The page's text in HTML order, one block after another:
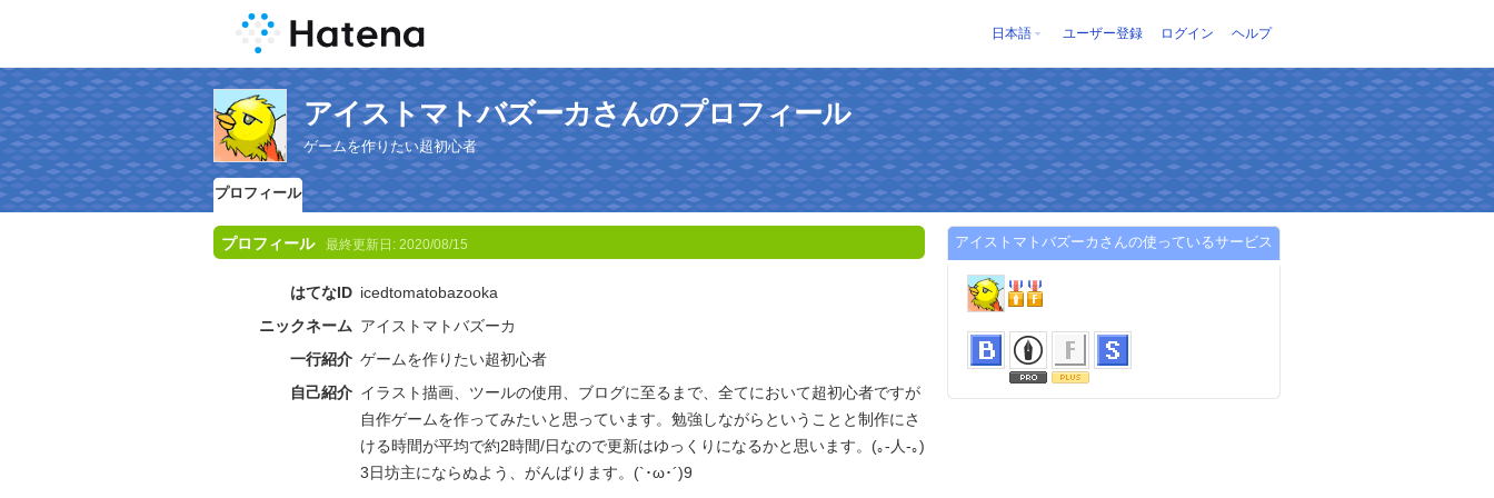
日本語 ユーザー登録 ログイン ヘルプ
アイストマトバズーカさんのプロフィール
ゲームを作りたい超初心者
プロフィール
プロフィール 最終更新日: 2020/08/15
はてなID icedtomatobazooka
ニックネーム アイストマトバズーカ
一行紹介 ゲームを作りたい超初心者
自己紹介 イラスト描画、ツールの使用、ブログに至るまで、全てにおいて超初心者ですが
自作ゲームを作ってみたいと思っています。勉強しながらということと制作にさ
ける時間が平均で約2時間/日なので更新はゆっくりになるかと思います。(｡-人-｡)
3日坊主にならぬよう、がんばります。(`･ω･´)9
アイストマトバズーカさんの使っているサービス